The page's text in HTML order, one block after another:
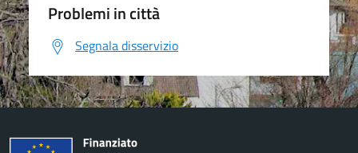
Problemi in città
Segnala disservizio